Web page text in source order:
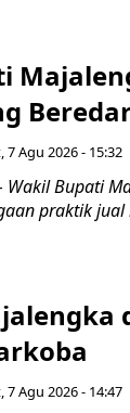
7 Agu 2026 - 15:32
Wakil Bupati
praktik
7 Agu 2026 - 14:47